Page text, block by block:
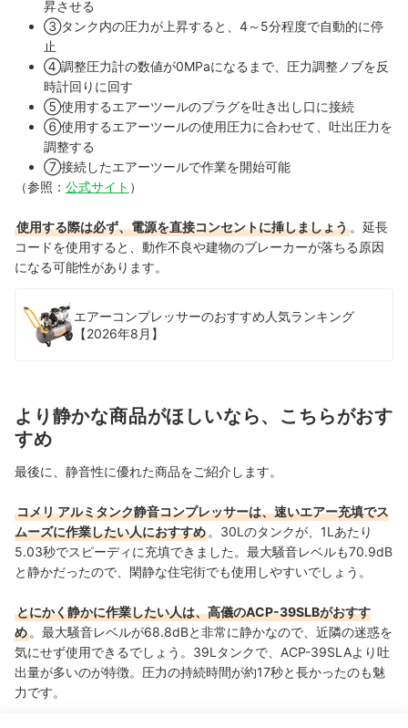
昇させる
③タンク内の圧力が上昇すると、4～5分程度で自動的に停
止
④調整圧力計の数値が0MPaになるまで、圧力調整ノブを反
時計回りに回す
⑤使用するエアーツールのプラグを吐き出し口に接続
⑥使用するエアーツールの使用圧力に合わせて、吐出圧力を
調整する
⑦接続したエアーツールで作業を開始可能
（参照： 公式サイト ）
使用する際は必ず、電源を直接コンセントに挿しましょう 。延長
コードを使用すると、動作不良や建物のブレーカーが落ちる原因
になる可能性があります。
エアーコンプレッサーのおすすめ人気ランキング
【2026年8月】
より静かな商品がほしいなら、こちらがおす
すめ
最後に、静音性に優れた商品をご紹介します。
コメリ アルミタンク静音コンプレッサーは、速いエアー充填でス
ムーズに作業したい人におすすめ 。30Lのタンクが、1Lあたり
5.03秒でスピーディに充填できました。最大騒音レベルも70.9dB
と静かだったので、閑静な住宅街でも使用しやすいでしょう。
とにかく静かに作業したい人は、高儀のACP-39SLBがおすす
め 。最大騒音レベルが68.8dBと非常に静かなので、近隣の迷惑を
気にせず使用できるでしょう。39Lタンクで、ACP-39SLAより吐
出量が多いのが特徴。 圧力の持続時間が約17秒と長かったのも魅
力です。